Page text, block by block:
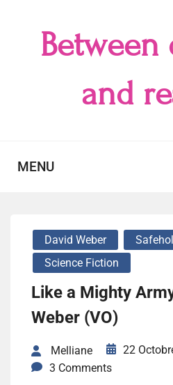
Between
and
MENU
David Weber
Science Fiction
Like a Mighty
Weber (VO)
Melliane
22
3 Comments